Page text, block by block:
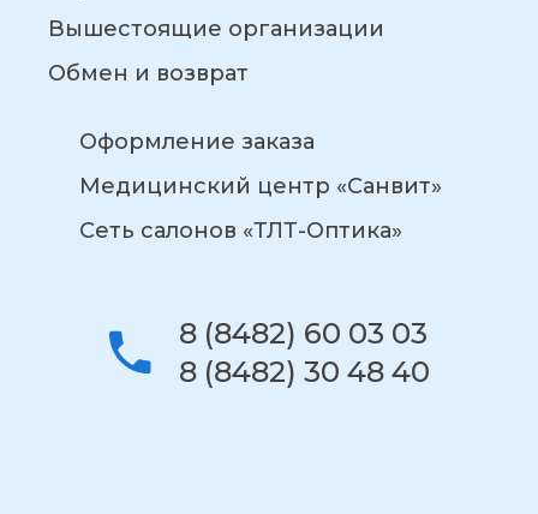
Вышестоящие организации
Обмен и возврат
Оформление заказа
Медицинский центр «Санвит»
Сеть салонов «ТЛТ-Оптика»
8 (8482) 60 03 03
8 (8482) 30 48 40